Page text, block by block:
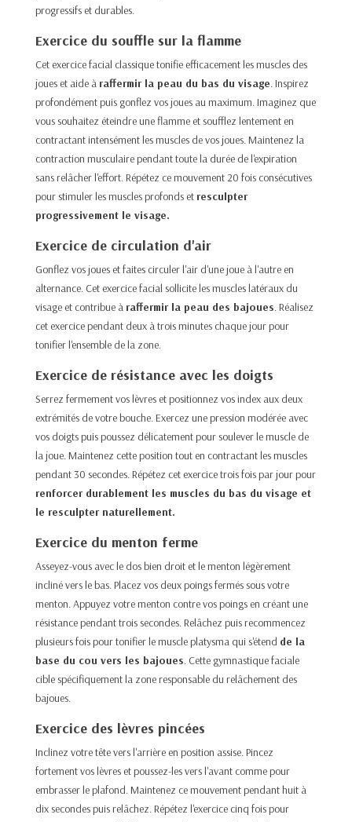
progressifs et durables.​
Exercice du souffle sur la flamme
Cet exercice facial classique tonifie efficacement les muscles des
joues et aide à raffermir la peau du bas du visage. Inspirez
profondément puis gonflez vos joues au maximum. Imaginez que
vous souhaitez éteindre une flamme et soufflez lentement en
contractant intensément les muscles de vos joues. Maintenez la
contraction musculaire pendant toute la durée de l'expiration
sans relâcher l'effort. Répétez ce mouvement 20 fois consécutives
pour stimuler les muscles profonds et resculpter
progressivement le visage.​
Exercice de circulation d'air
Gonflez vos joues et faites circuler l'air d'une joue à l'autre en
alternance. Cet exercice facial sollicite les muscles latéraux du
visage et contribue à raffermir la peau des bajoues. Réalisez
cet exercice pendant deux à trois minutes chaque jour pour
tonifier l'ensemble de la zone.​
Exercice de résistance avec les doigts
Serrez fermement vos lèvres et positionnez vos index aux deux
extrémités de votre bouche. Exercez une pression modérée avec
vos doigts puis poussez délicatement pour soulever le muscle de
la joue. Maintenez cette position tout en contractant les muscles
pendant 30 secondes. Répétez cet exercice trois fois par jour pour
renforcer durablement les muscles du bas du visage et
le resculpter naturellement.​
Exercice du menton ferme
Asseyez-vous avec le dos bien droit et le menton légèrement
incliné vers le bas. Placez vos deux poings fermés sous votre
menton. Appuyez votre menton contre vos poings en créant une
résistance pendant trois secondes. Relâchez puis recommencez
plusieurs fois pour tonifier le muscle platysma qui s'étend de la
base du cou vers les bajoues. Cette gymnastique faciale
cible spécifiquement la zone responsable du relâchement des
bajoues.​
Exercice des lèvres pincées
Inclinez votre tête vers l'arrière en position assise. Pincez
fortement vos lèvres et poussez-les vers l'avant comme pour
embrasser le plafond. Maintenez ce mouvement pendant huit à
dix secondes puis relâchez. Répétez l'exercice cinq fois pour